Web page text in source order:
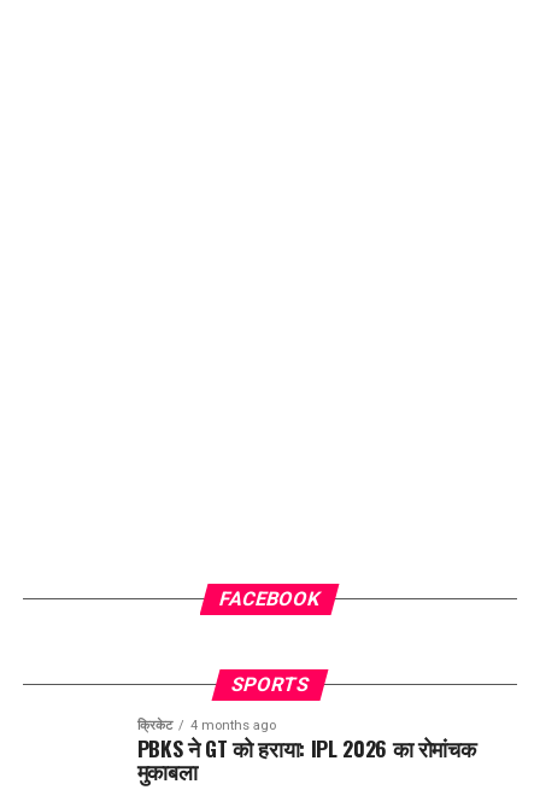
FACEBOOK
SPORTS
क्रिकेट 4 months ago
PBKS ने GT को हराया: IPL 2026 का रोमांचक
मुकाबला